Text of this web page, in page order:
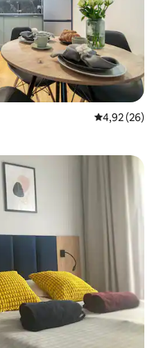
4,92 ud af 5 i
4,92 (26)